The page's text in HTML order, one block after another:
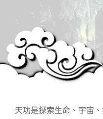
天功是探索生命、宇宙